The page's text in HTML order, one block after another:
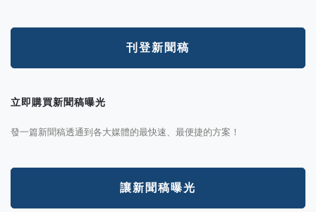
刊登新聞稿
立即購買新聞稿曝光
發一篇新聞稿透通到各大媒體的最快速、最便捷的方案！
讓新聞稿曝光